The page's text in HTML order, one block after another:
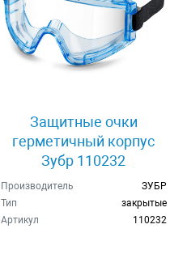
Защитные очки
герметичный корпус
Зубр 110232
Производитель
ЗУБР
Тип
закрытые
Артикул
110232